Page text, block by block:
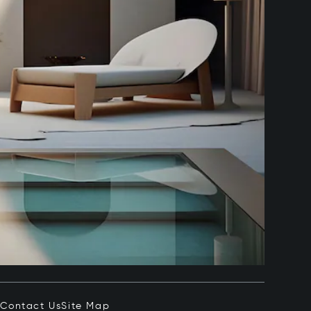
Contact UsSite Map